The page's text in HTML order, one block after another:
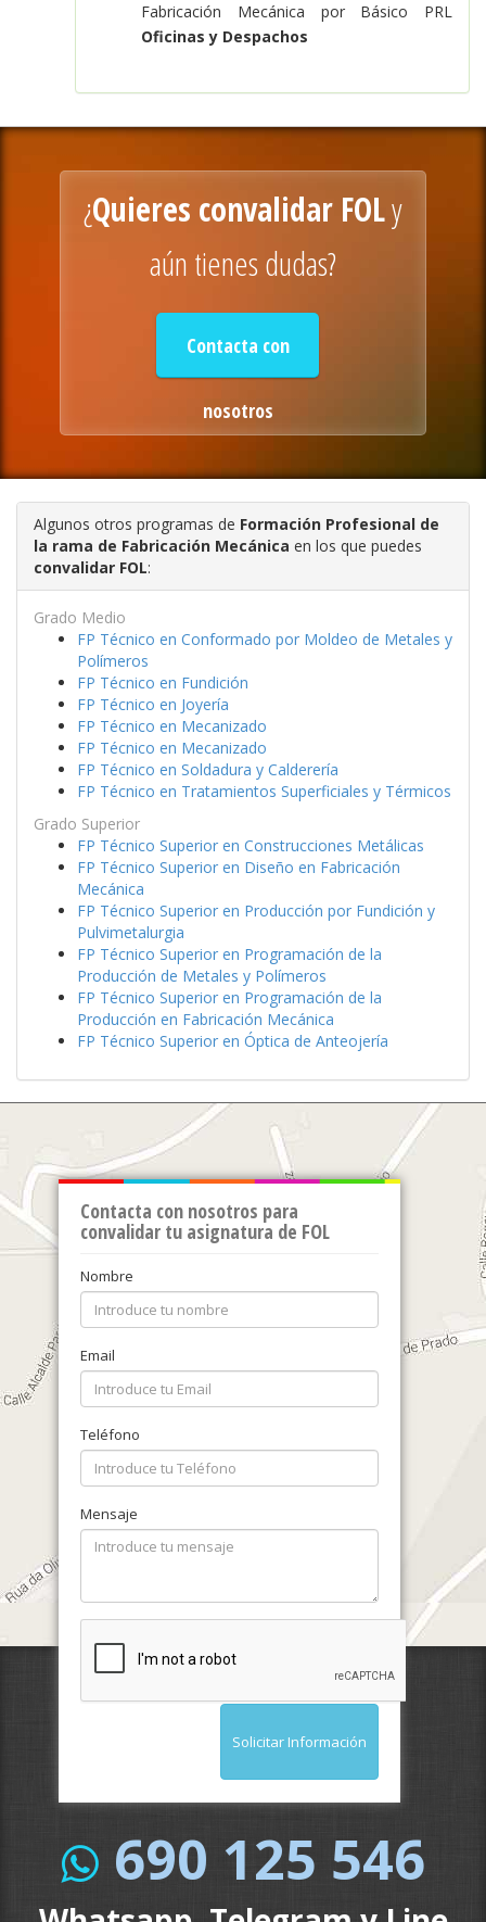
Fabricación Mecánica por Básico PRL
Oficinas y Despachos
¿Quieres convalidar FOLy
aún tienes dudas?
Contacta con
nosotros
Algunos otros programas de Formación Profesional de
la rama de Fabricación Mecánica en los que puedes
convalidar FOL:
Grado Medio
FP Técnico en Conformado por Moldeo de Metales y
Polímeros
FP Técnico en Fundición
FP Técnico en Joyería
FP Técnico en Mecanizado
FP Técnico en Mecanizado
FP Técnico en Soldadura y Calderería
FP Técnico en Tratamientos Superficiales y Térmicos
Grado Superior
FP Técnico Superior en Construcciones Metálicas
FP Técnico Superior en Diseño en Fabricación
Mecánica
FP Técnico Superior en Producción por Fundición y
Pulvimetalurgia
FP Técnico Superior en Programación de la
Producción de Metales y Polímeros
FP Técnico Superior en Programación de la
Producción en Fabricación Mecánica
FP Técnico Superior en Óptica de Anteojería
Contacta con nosotros para
convalidar tu asignatura de FOL
Nombre
Email
Teléfono
Mensaje
Solicitar Información
690 125 546